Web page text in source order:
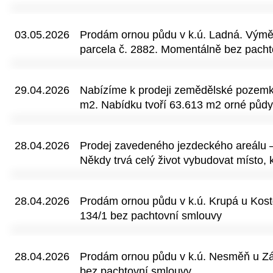
03.05.2026
Prodám ornou půdu v k.ú. Ladná.
parcela č. 2882. Momentálně bez
29.04.2026
Nabízíme k prodeji zemědělské
m2. Nabídku tvoří 63.613 m2 orné
pozemků o výměře cca 500 m2 má
určeny k zastavění. Dle územního
společnosti na dobu neurčitou s
prodeji se nabízejí všechny pozemky
28.04.2026
Prodej zavedeného jezdeckého areálu
Někdy trvá celý život vybudovat místo,
hledá nového majitele s vizí pro
uceleného pozemku s pastvinami,
se zázemím, ubytování a další boxy. V
14 koní platících klientů – zavedený
28.04.2026
Prodám ornou půdu v k.ú. Krupá u
134/1 bez pachtovní smlouvy
28.04.2026
Prodám ornou půdu v k.ú. Nesměň u